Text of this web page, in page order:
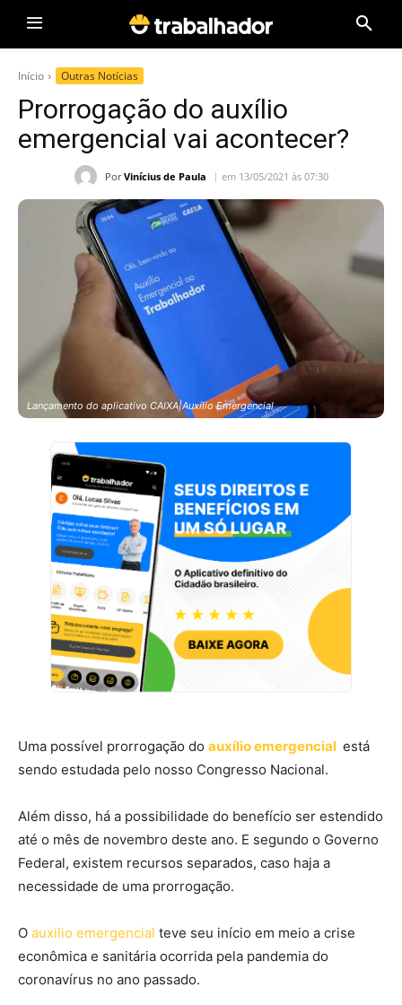
Início Outras Notícias
Prorrogação do auxílio
emergencial vai acontecer?
Por Vinícius de Paula em 13/05/2021 às 07:30
Lançamento do aplicativo CAIXA|Auxílio Emergencial
Uma possível prorrogação do auxílio emergencial está
sendo estudada pelo nosso Congresso Nacional.
Além disso, há a possibilidade do benefício ser estendido
até o mês de novembro deste ano. E segundo o Governo
Federal, existem recursos separados, caso haja a
necessidade de uma prorrogação.
O auxilio emergencial teve seu início em meio a crise
econômica e sanitária ocorrida pela pandemia do
coronavírus no ano passado.